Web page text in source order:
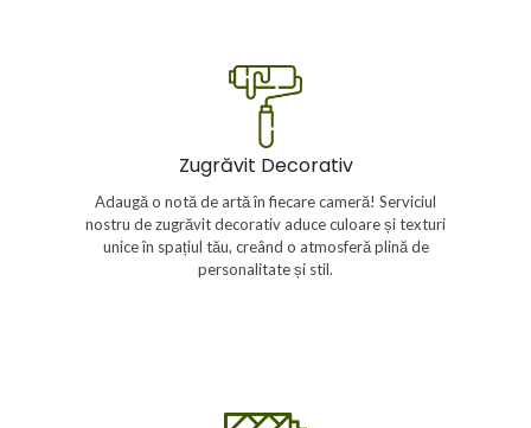
Zugrăvit Decorativ
Adaugă o notă de artă în fiecare cameră! Serviciul
nostru de zugrăvit decorativ aduce culoare și texturi
unice în spațiul tău, creând o atmosferă plină de
personalitate și stil.
Zugrăvit Decorativ
Transformăm pereții în opere de artă cu serviciile noastre de
zugrăvit decorativ. De la tehnici moderne, cum ar fi stucatura
venetiană, la efecte speciale și modele personalizate, oferim
o varietate de opțiuni pentru a aduce un plus de eleganță și
originalitate în fiecare încăpere. Echipa noastră de zugravi
specializați este pregătită să creeze spații cu adevărat
remarcabile.